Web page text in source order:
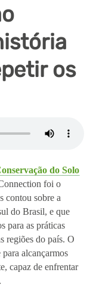
os
do Solo
foi o
contou sobre a
do Brasil, e que
para as práticas
regiões do país. O
alcançarmos
capaz de enfrentar